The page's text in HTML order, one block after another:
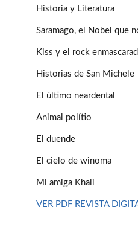
Historia y Literatura
Saramago, el Nobel que
Kiss y el rock
Historias de San Michele
El último neardental
Animal polítio
El duende
El cielo de winoma
Mi amiga Khali
VER PDF REVISTA